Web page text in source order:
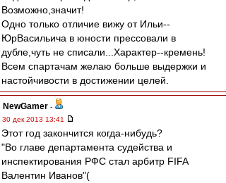
Возможно,значит!
Одно только отличие вижу от Ильи--
ЮрВасильича в юности прессовали в
дубле,чуть не списали...Характер--кремень!
Всем спартачам желаю больше выдержки и
настойчивости в достижении целей.
NewGamer -
30 дек 2013 13:41
Этот год закончится когда-нибудь?
"Во главе департамента судейства и
инспектирования РФС стал арбитр FIFA
Валентин Иванов"(